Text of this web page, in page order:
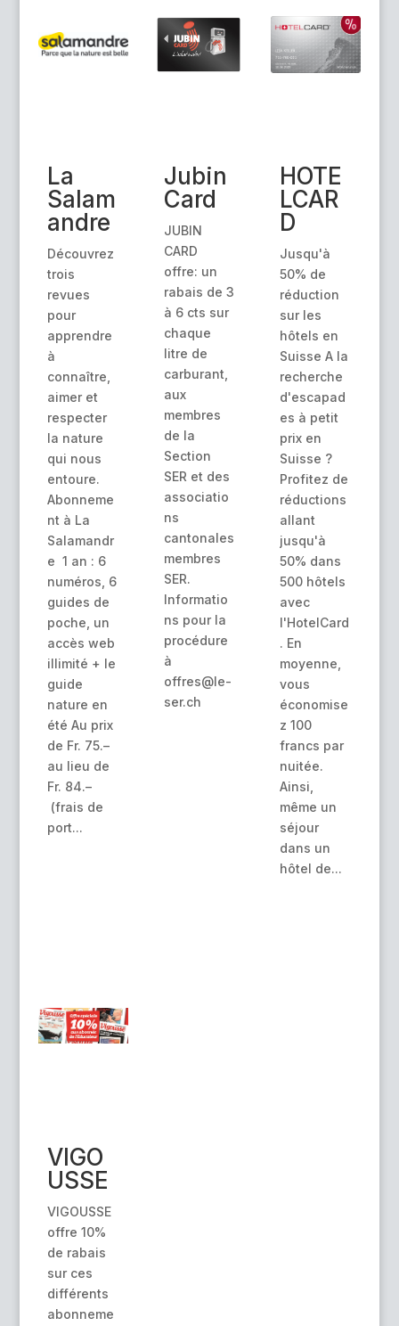
La
Salam
andre
Découvrez
trois
revues
pour
apprendre
à
connaître,
aimer et
respecter
la nature
qui nous
entoure.
Abonneme
nt à La
Salamandr
e 1 an : 6
numéros, 6
guides de
poche, un
accès web
illimité + le
guide
nature en
été Au prix
de Fr. 75.–
au lieu de
Fr. 84.–
(frais de
port...
Jubin
Card
JUBIN
CARD
offre: un
rabais de 3
à 6 cts sur
chaque
litre de
carburant,
aux
membres
de la
Section
SER et des
associatio
ns
cantonales
membres
SER.
Informatio
ns pour la
procédure
à
offres@le-
ser.ch
HOTE
LCAR
D
Jusqu'à
50% de
réduction
sur les
hôtels en
Suisse A la
recherche
d'escapad
es à petit
prix en
Suisse ?
Profitez de
réductions
allant
jusqu'à
50% dans
500 hôtels
avec
l'HotelCard
. En
moyenne,
vous
économise
z 100
francs par
nuitée.
Ainsi,
même un
séjour
dans un
hôtel de...
VIGO
USSE
VIGOUSSE
offre 10%
de rabais
sur ces
différents
abonneme